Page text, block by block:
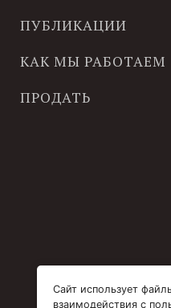
ПУБЛИКАЦИИ
КАК МЫ РАБОТАЕМ
ПРОДАТЬ
Сайт использует
взаимодействия с